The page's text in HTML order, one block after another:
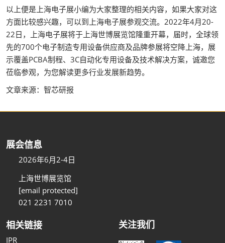
以上便是上海电子展小编为大家整理的相关内容，如果大家对这
方面比较感兴趣，可以到上海电子展参观交流。2022年4月20-
22日，上海电子展将于上海世博展览馆隆重开幕，届时，全球领
先的700个电子制造专用设备供应商及品牌参展将空降上海，展
示覆盖PCBA制程、3C自动化专用设备及技术解决方案，诚邀您
莅临参观，为您解读更多行业发展新趋势。
文章来源：智芯研报
展会信息
2026年6月2-4日
上海世博展览馆
[email protected]
021 2231 7010
相关链接
IPR
关注我们